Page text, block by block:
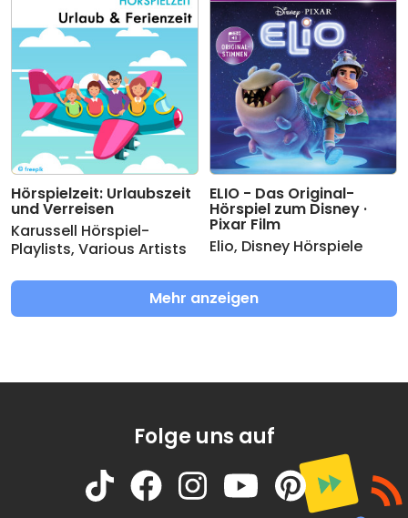
Hörspielzeit: Urlaubszeit
und Verreisen
Karussell Hörspiel-
Playlists, Various Artists
ELIO - Das Original-
Hörspiel zum Disney ·
Pixar Film
Elio, Disney Hörspiele
Mehr anzeigen
Folge uns auf